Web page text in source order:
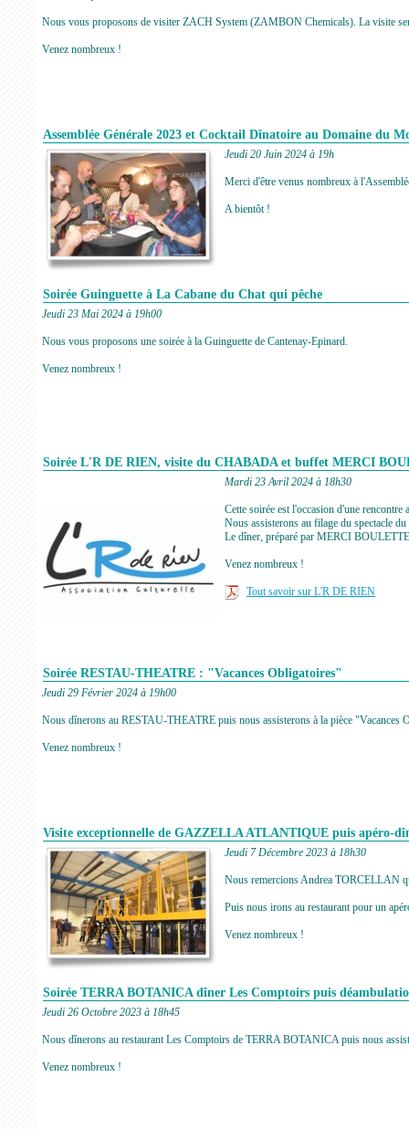
Nous vous proposons de visiter ZACH System (ZAMBON Chemicals). La visite
Venez nombreux !
Assemblée Générale 2023 et Cocktail Dînatoire au Domaine du
Jeudi 20 Juin 2024 à 19h
Merci d'être venus nombreux à
A bientôt !
Soirée Guinguette à La Cabane du Chat qui pêche
Jeudi 23 Mai 2024 à 19h00
Nous vous proposons une soirée à la Guinguette de Cantenay-Epinard.
Venez nombreux !
Soirée L'R DE RIEN, visite du CHABADA et buffet MERCI
Mardi 23 Avril 2024 à 18h30
Cette soirée est l'occasion d'une
Nous assisterons au filage du spectacle
Le dîner, préparé par MERCI
Venez nombreux !
Tout savoir sur L'R DE RIEN
Soirée RESTAU-THEATRE : "Vacances Obligatoires"
Jeudi 29 Février 2024 à 19h00
Nous dînerons au RESTAU-THEATRE puis nous assisterons à la pièce "Vacances
Venez nombreux !
Visite exceptionnelle de GAZZELLA ATLANTIQUE puis apéro-
Jeudi 7 Décembre 2023 à 18h30
Nous remercions Andrea TORCELLAN
Puis nous irons au restaurant pour un
Venez nombreux !
Soirée TERRA BOTANICA dîner Les Comptoirs puis
Jeudi 26 Octobre 2023 à 18h45
Nous dînerons au restaurant Les Comptoirs de TERRA BOTANICA puis nous
Venez nombreux !